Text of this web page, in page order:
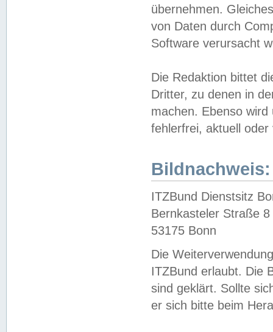
übernehmen.
von Daten durch
Software verursacht
Die Redaktion bittet
Dritter, zu denen in
machen. Ebenso
fehlerfrei, aktuell oder
Bildnachweis:
ITZBund Dienstsitz
Bernkasteler Straße 8
53175 Bonn
Die
ITZBund erlaubt. Die
sind geklärt. Sollte
er sich bitte beim